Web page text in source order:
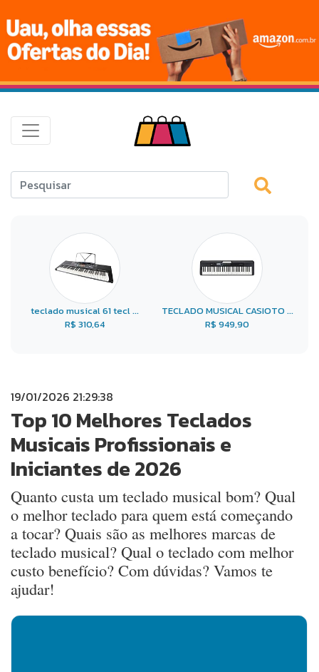
teclado musical 61 tecl ...
R$ 310,64
TECLADO MUSICAL CASIOTO ...
R$ 949,90
19/01/2026 21:29:38
Top 10 Melhores Teclados
Musicais Profissionais e
Iniciantes de 2026
Quanto custa um teclado musical bom? Qual
o melhor teclado para quem está começando
a tocar? Quais são as melhores marcas de
teclado musical? Qual o teclado com melhor
custo benefício? Com dúvidas? Vamos te
ajudar!